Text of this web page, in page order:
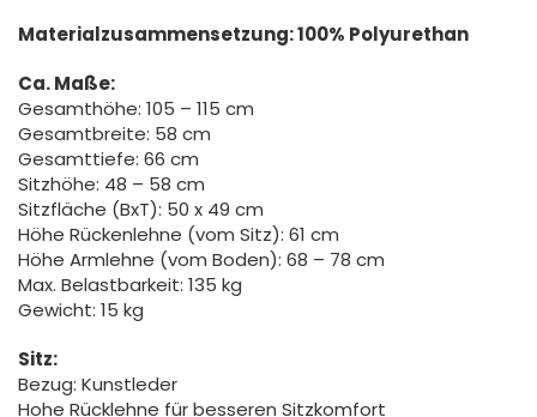
Materialzusammensetzung: 100% Polyurethan
Ca. Maße:
Gesamthöhe: 105 – 115 cm
Gesamtbreite: 58 cm
Gesamttiefe: 66 cm
Sitzhöhe: 48 – 58 cm
Sitzfläche (BxT): 50 x 49 cm
Höhe Rückenlehne (vom Sitz): 61 cm
Höhe Armlehne (vom Boden): 68 – 78 cm
Max. Belastbarkeit: 135 kg
Gewicht: 15 kg
Sitz:
Bezug: Kunstleder
Hohe Rücklehne für besseren Sitzkomfort